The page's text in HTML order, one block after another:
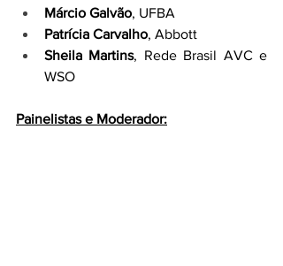
Márcio Galvão, UFBA
Patrícia Carvalho, Abbott
Sheila Martins, Rede Brasil AVC e
WSO
Painelistas e Moderador: